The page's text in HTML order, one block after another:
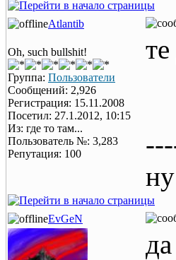
Atlantib
Oh, such bullshit!
Группа: Пользователи
Сообщений: 2,926
Регистрация: 15.11.2008
Посетил: 27.1.2012, 10:15
Из: где то там...
Пользователь №: 3,283
Репутация: 100
EvGeN